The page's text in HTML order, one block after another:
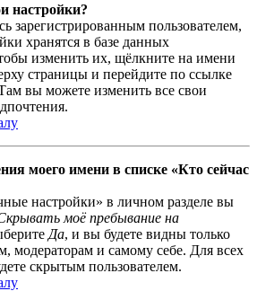
настройки?
зарегистрированным пользователем,
хранятся в базе данных
изменить их, щёлкните на имени
страницы и перейдите по ссылке
вы можете изменить все свои
моего имени в списке «Кто сейчас
настройки» в личном разделе вы
моё пребывание на
Да, и вы будете видны только
модераторам и самому себе. Для всех
скрытым пользователем.